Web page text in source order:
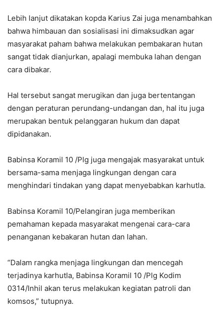
Lebih lanjut dikatakan kopda Karius Zai juga menambahkan
bahwa himbauan dan sosialisasi ini dimaksudkan agar
masyarakat paham bahwa melakukan pembakaran hutan
sangat tidak dianjurkan, apalagi membuka lahan dengan
cara dibakar.
Hal tersebut sangat merugikan dan juga bertentangan
dengan peraturan perundang-undangan dan, hal itu juga
merupakan bentuk pelanggaran hukum dan dapat
dipidanakan.
Babinsa Koramil 10 /Plg juga mengajak masyarakat untuk
bersama-sama menjaga lingkungan dengan cara
menghindari tindakan yang dapat menyebabkan karhutla.
Babinsa Koramil 10/Pelangiran juga memberikan
pemahaman kepada masyarakat mengenai cara-cara
penanganan kebakaran hutan dan lahan.
“Dalam rangka menjaga lingkungan dan mencegah
terjadinya karhutla, Babinsa Koramil 10 /Plg Kodim
0314/Inhil akan terus melakukan kegiatan patroli dan
komsos,” tutupnya.